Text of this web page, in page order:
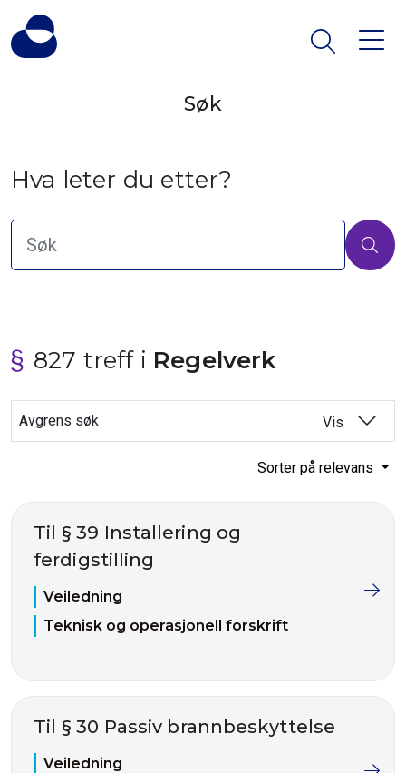
Søk
Hva leter du etter?
827 treff i Regelverk
Avgrens søk Vis
Sorter på relevans
Til § 39 Installering og
ferdigstilling
Veiledning
Teknisk og operasjonell forskrift
Til § 30 Passiv brannbeskyttelse
Veiledning